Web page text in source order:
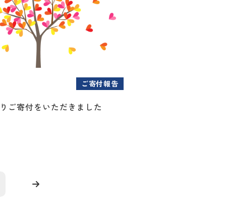
ご寄付報告
ご寄付をいただきました